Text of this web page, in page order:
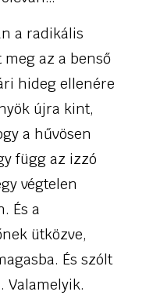
a radikális
az a benső
hideg ellenére
újra kint,
a hűvösen
függ az izzó
végtelen
És a
ütközve,
És szólt
Valamelyik.